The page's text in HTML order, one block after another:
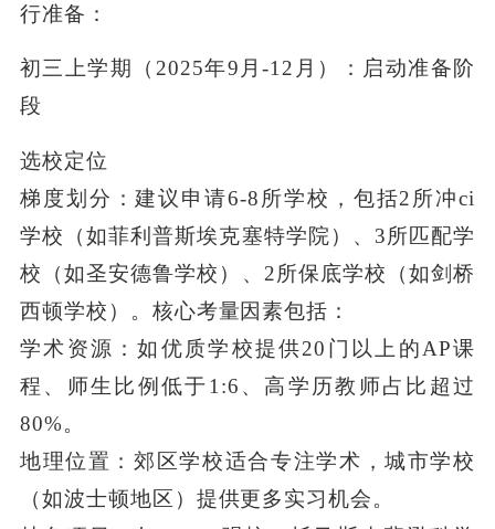
行准备：
初三上学期（2025年9月-12月）：启动准备阶
段
选校定位
梯度划分：建议申请6-8所学校，包括2所冲ci
学校（如菲利普斯埃克塞特学院）、3所匹配学
校（如圣安德鲁学校）、2所保底学校（如剑桥
西顿学校）。核心考量因素包括：
学术资源：如优质学校提供20门以上的AP课
程、师生比例低于1:6、高学历教师占比超过
80%。
地理位置：郊区学校适合专注学术，城市学校
（如波士顿地区）提供更多实习机会。